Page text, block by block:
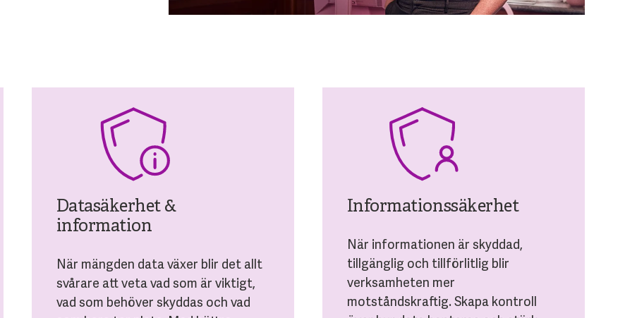
Datasäkerhet &
information
När mängden data växer blir det allt
svårare att veta vad som är viktigt,
vad som behöver skyddas och vad
Informationssäkerhet
När informationen är skyddad,
tillgänglig och tillförlitlig blir
verksamheten mer
motståndskraftig. Skapa kontroll